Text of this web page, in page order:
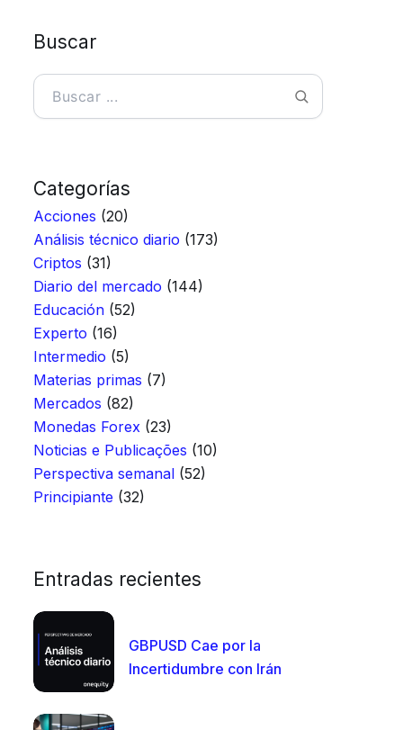
Buscar
Buscar
Categorías
Acciones (20)
Análisis técnico diario (173)
Criptos (31)
Diario del mercado (144)
Educación (52)
Experto (16)
Intermedio (5)
Materias primas (7)
Mercados (82)
Monedas Forex (23)
Noticias e Publicações (10)
Perspectiva semanal (52)
Principiante (32)
Entradas recientes
GBPUSD Cae por la
Incertidumbre con Irán